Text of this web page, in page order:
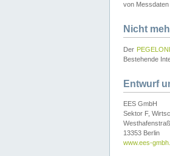
von Messdaten
Nicht
Der
Bestehende
Entwurf
EES GmbH
Sektor F,
13353 Berlin
www.ees-